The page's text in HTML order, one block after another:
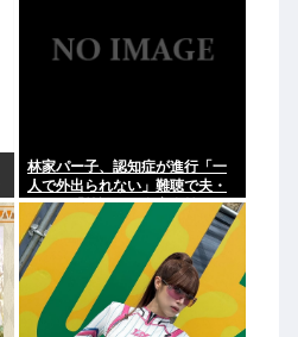
林家パー子、認知症が進行「一
人で外出られない」難聴で夫・
ペーと「筆談」…自宅全焼から
約1年